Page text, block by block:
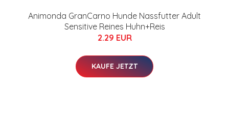
Animonda GranCarno Hunde Nassfutter Adult
Sensitive Reines Huhn+Reis
2.29 EUR
KAUFE JETZT